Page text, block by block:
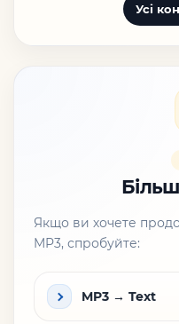
Усі
Якщо ви хочете
MP3, спробуйте:
MP3 → Text